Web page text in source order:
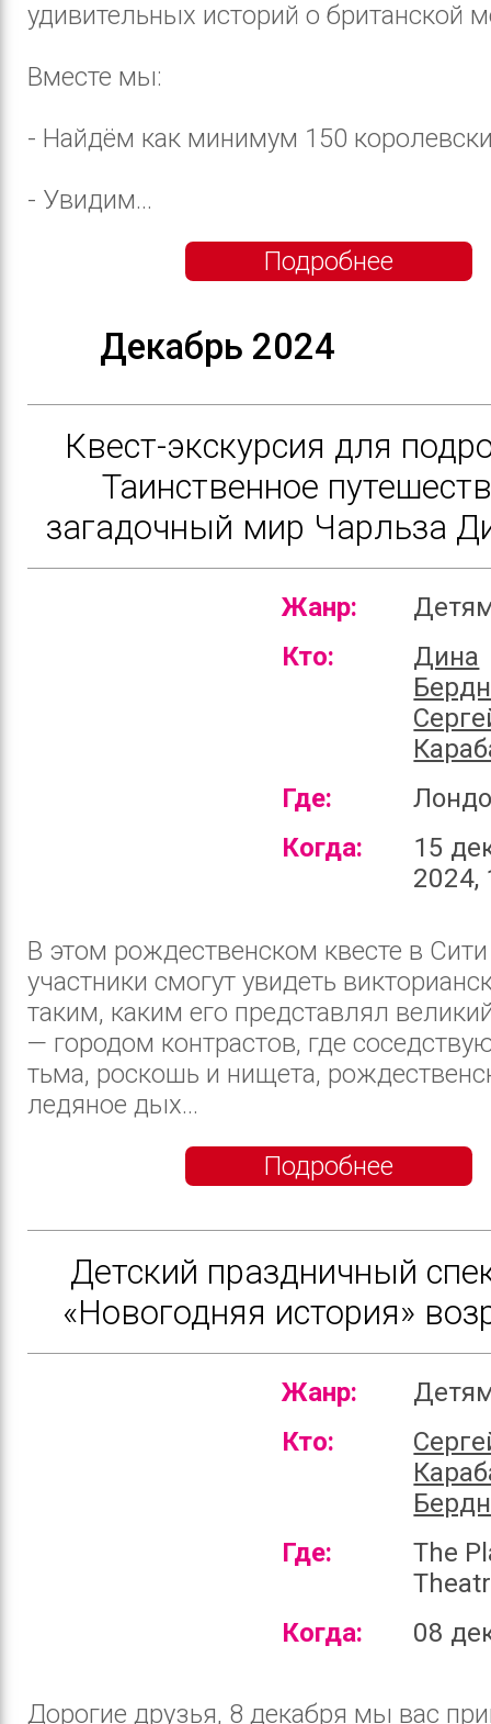
удивительных историй о британской
Вместе мы:
- Найдём как минимум 150
- Увидим...
Подробнее
Декабрь 2024
️Квест-экскурсия для
Таинственное
загадочный мир Чарльза
Жанр:
Кто:
Дина
Где:
Когда:
15
2024,
В этом рождественском квесте в
участники смогут увидеть
таким, каким его представлял
— городом контрастов, где
тьма, роскошь и нищета,
ледяное дых...
Подробнее
Детский праздничный
«Новогодняя история»
Жанр:
Кто:
Где:
The
Когда:
08
Дорогие друзья, 8 декабря мы вас